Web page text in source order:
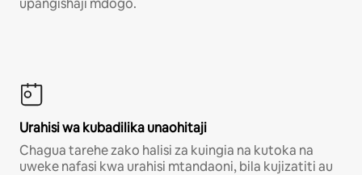
Urahisi wa kubadilika unaohitaji
Chagua tarehe zako halisi za kuingia na kutoka na
uweke nafasi kwa urahisi mtandaoni, bila kujizatiti au